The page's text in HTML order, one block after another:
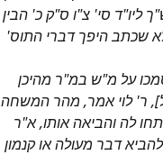
ליו"ד סי' צ"ו ס"ק כ' הבין
שכתב היפך דברי התוס'
על מ"ש במ"ר מהיכן
ר' לוי אמר, מהר המשחה
לה והביאה אותו, א"ר
דבר מעולה או קנמון